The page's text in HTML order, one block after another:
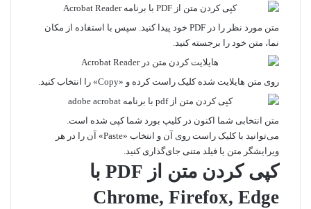
متن مورد نظر را در PDF خود پیدا کنید. سپس با استفاده از مکان
نما، متن خود را برجسته کنید.
روی متن هایلایت شده کلیک راست کرده و «Copy» را انتخاب کنید.
متن انتخابی شما اکنون در کلیپ بورد شما کپی شده است.
می‌توانید با کلیک راست روی آن و انتخاب «Paste» آن را در هر
ویرایشگر متن یا فیلد متنی جای‌گذاری کنید.
کپی کردن متن از PDF با
Chrome, Firefox, Edge